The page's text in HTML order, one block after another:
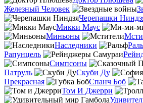
Железный Человек
Черепашки
Микки Маус
Миньоны
Наследники
Рапунцель
Симпсоны
Патруль
Скуби Ду
Прекрасная
Спанч Боб
Том И Джерри